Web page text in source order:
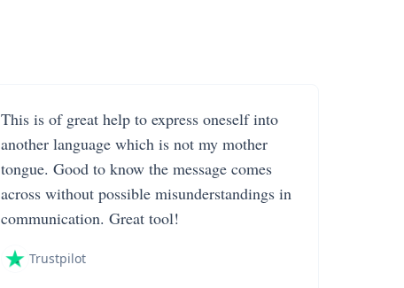
This is of great help to express oneself into
another language which is not my mother
tongue. Good to know the message comes
across without possible misunderstandings in
communication. Great tool!
Trustpilot